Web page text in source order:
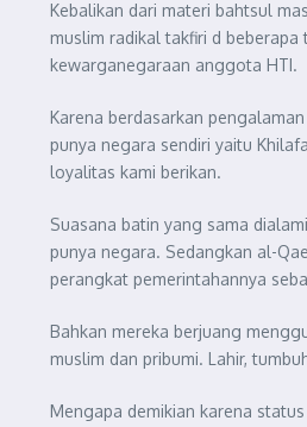
Kebalikan dari materi bahtsul
muslim radikal takfiri d beberapa
kewarganegaraan anggota HTI.
Karena berdasarkan
punya negara sendiri yaitu
loyalitas kami berikan.
Suasana batin yang sama
punya negara. Sedangkan al-
perangkat pemerintahannya
Bahkan mereka berjuang
muslim dan pribumi. Lahir,
Mengapa demikian karena